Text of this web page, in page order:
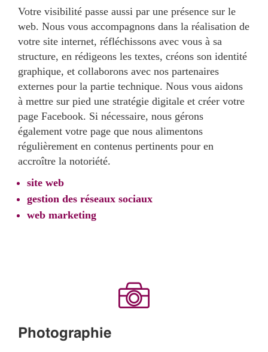
Votre visibilité passe aussi par une présence sur le
web. Nous vous accompagnons dans la réalisation de
votre site internet, réfléchissons avec vous à sa
structure, en rédigeons les textes, créons son identité
graphique, et collaborons avec nos partenaires
externes pour la partie technique. Nous vous aidons
à mettre sur pied une stratégie digitale et créer votre
page Facebook. Si nécessaire, nous gérons
également votre page que nous alimentons
régulièrement en contenus pertinents pour en
accroître la notoriété.
site web
gestion des réseaux sociaux
web marketing
Photographie